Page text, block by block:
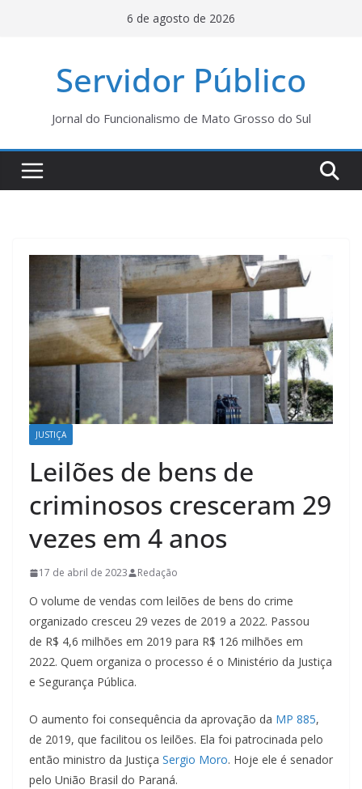
6 de agosto de 2026
Servidor Público
Jornal do Funcionalismo de Mato Grosso do Sul
JUSTIÇA
Leilões de bens de
criminosos cresceram 29
vezes em 4 anos
17 de abril de 2023 Redação
O volume de vendas com leilões de bens do crime
organizado cresceu 29 vezes de 2019 a 2022. Passou
de R$ 4,6 milhões em 2019 para R$ 126 milhões em
2022. Quem organiza o processo é o Ministério da Justiça
e Segurança Pública.
O aumento foi consequência da aprovação da MP 885,
de 2019, que facilitou os leilões. Ela foi patrocinada pelo
então ministro da Justiça Sergio Moro. Hoje ele é senador
pelo União Brasil do Paraná.